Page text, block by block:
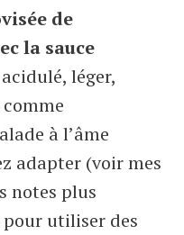
de
la sauce
léger,
à l’âme
adapter (voir mes
notes plus
utiliser des